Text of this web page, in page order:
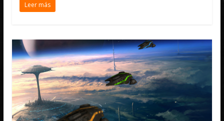
Leer más